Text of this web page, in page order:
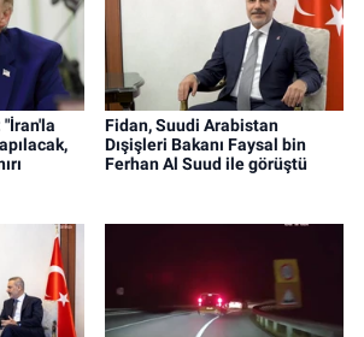
"İran'la
Fidan, Suudi Arabistan
Dışişleri Bakanı Faysal bin
Ferhan Al Suud ile görüştü